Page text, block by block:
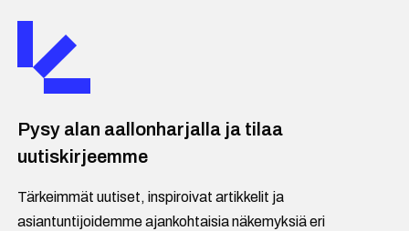
Pysy alan aallonharjalla ja tilaa
uutiskirjeemme
Tärkeimmät uutiset, inspiroivat artikkelit ja
asiantuntijoidemme ajankohtaisia näkemyksiä eri